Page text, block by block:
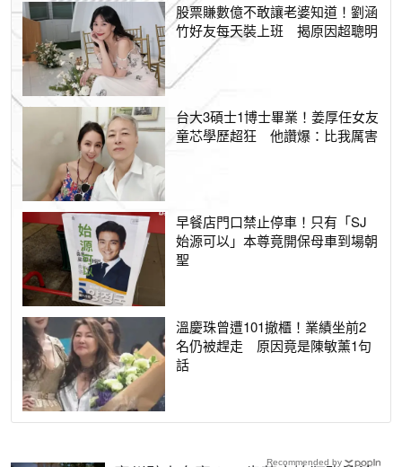
股票賺數億不敢讓老婆知道！劉涵
竹好友每天裝上班 揭原因超聰明
台大3碩士1博士畢業！姜厚任女友
童芯學歷超狂 他讚爆：比我厲害
早餐店門口禁止停車！只有「SJ
始源可以」本尊竟開保母車到場朝
聖
溫慶珠曾遭101撤櫃！業績坐前2
名仍被趕走 原因竟是陳敏薰1句
話
Recommended by